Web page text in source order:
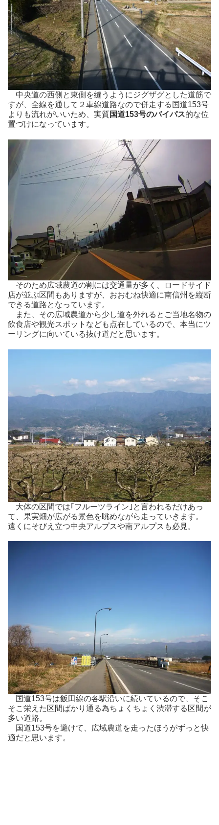
中央道の西側と東側を縫うようにジグザグとした道筋で
すが、全線を通して２車線道路なので併走する国道153号
よりも流れがいいため、実質国道153号のバイパス的な位
置づけになっています。
そのため広域農道の割には交通量が多く、ロードサイド
店が並ぶ区間もありますが、おおむね快適に南信州を縦断
できる道路となっています。
また、その広域農道から少し道を外れるとご当地名物の
飲食店や観光スポットなども点在しているので、本当にツ
ーリングに向いている抜け道だと思います。
大体の区間では｢フルーツライン｣と言われるだけあっ
て、果実畑が広がる景色を眺めながら走っていきます。
遠くにそびえ立つ中央アルプスや南アルプスも必見。
国道153号は飯田線の各駅沿いに続いているので、そこ
そこ栄えた区間ばかり通る為ちょくちょく渋滞する区間が
多い道路。
国道153号を避けて、広域農道を走ったほうがずっと快
適だと思います。